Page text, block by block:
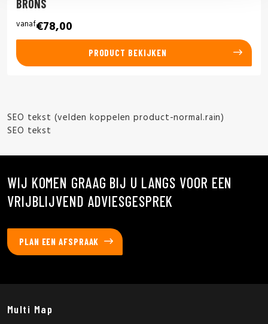
BRONS
vanaf€78,00
PRODUCT BEKIJKEN
SEO tekst (velden koppelen product-normal.rain)
SEO tekst
WIJ KOMEN GRAAG BIJ U LANGS VOOR EEN
VRIJBLIJVEND ADVIESGESPREK
PLAN EEN AFSPRAAK
Multi Map